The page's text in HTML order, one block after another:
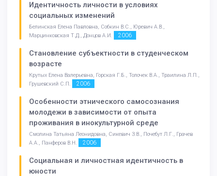
Идентичность личности в условиях
социальных изменений
Белинская Елена Павловна, Собкин В.С., Юревич А.В.,
Марцинковская Т.Д., Донцов А.И.
2006
Становление субъектности в студенческом
возрасте
Крутых Елена Валерьевна, Горская Г.Б., Толочек В.А., Траилина Л.П.,
Грушевский С.П.
2006
Особенности этнического самосознания
молодежи в зависимости от опыта
проживания в инокультурной среде
Смолина Татьяна Леонидовна, Сикевич З.В., Почебут Л.Г., Грачев
А.А., Панферов В.Н.
2006
Социальная и личностная идентичность в
юности